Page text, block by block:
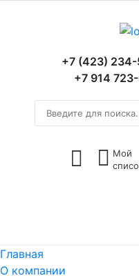
+7 (423) 234-
+7 914
Мой
Главная
О компании